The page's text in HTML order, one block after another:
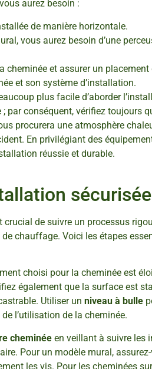
aurez besoin :
de manière horizontale.
vous aurez besoin d’une
et assurer un placement
et son système d’installation.
plus facile d’aborder
par conséquent, vérifiez toujours
procurera une atmosphère
En privilégiant des
réussie et durable.
sécurisée
de suivre un processus
chauffage. Voici les étapes
choisi pour la cheminée est
également que la surface est
Utiliser un niveau à bulle
l’utilisation de la cheminée.
cheminée en veillant à suivre les
Pour un modèle mural,
les vis. Pour les cheminées